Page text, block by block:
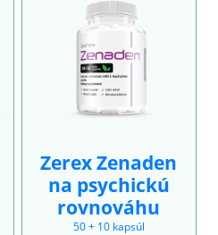
Zerex Zenaden
na psychickú
rovnováhu
50 + 10 kapsúl